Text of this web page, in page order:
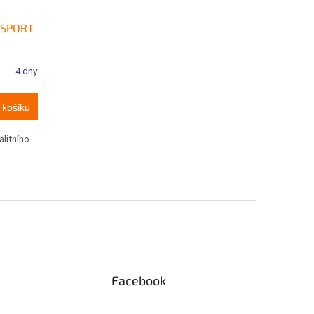
4 dny
košíku
Facebook